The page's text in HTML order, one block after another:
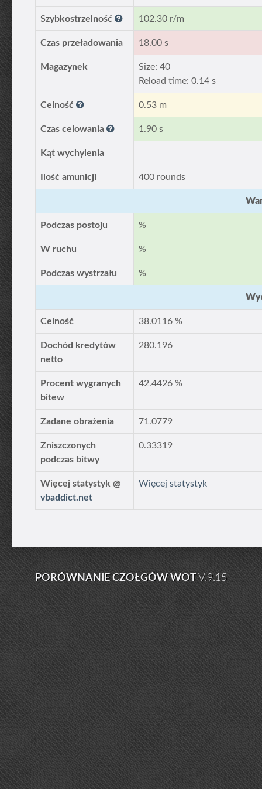
Szybkostrzelność 102.30 r/m
Czas przeładowania 18.00 s
Magazynek
Size: 40
Reload time: 0.14 s
Celność 0.53 m
Czas celowania 1.90 s
Kąt wychylenia
Ilość amunicji 400 rounds
Podczas postoju %
W ruchu %
Podczas wystrzału %
Celność 38.0116 %
Dochód kredytów
netto
280.196
Procent wygranych
bitew
42.4426 %
Zadane obrażenia 71.0779
Zniszczonych
podczas bitwy
0.33319
Więcej statystyk @
vbaddict.net
Więcej statystyk
PORÓWNANIE CZOŁGÓW WOTV.9.15